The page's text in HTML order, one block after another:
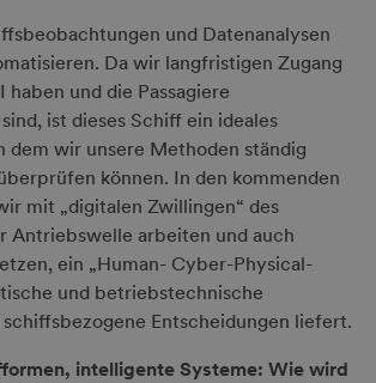
und Datenanalysen
Da wir langfristigen Zugang
haben und die Passagiere
ist dieses Schiff ein ideales
dem wir unsere Methoden ständig
können. In den kommenden
mit „digitalen Zwillingen“ des
Antriebswelle arbeiten und auch
ein „Human- Cyber-Physical-
und betriebstechnische
Entscheidungen liefert.
intelligente Systeme: Wie wird